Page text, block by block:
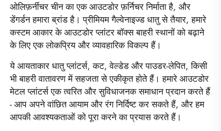
ओलिफ़र्नीचर चीन का एक आउटडोर फ़र्निचर निर्माता है, और
डेंगर्डन हमारा ब्रांड है। प्रीमियम गैल्वेनाइज्ड धातु से तैयार, हमारे
कस्टम आकार के आउटडोर प्लांटर बॉक्स बाहरी स्थानों को बढ़ाने
के लिए एक लोकप्रिय और व्यावहारिक विकल्प हैं।
ये आयताकार धातु प्लांटर्स, कट, वेल्डेड और पाउडर-लेपित, किसी
भी बाहरी वातावरण में सहजता से एकीकृत होते हैं। हमारे आउटडोर
मेटल प्लांटर्स एक त्वरित और सुविधाजनक समाधान प्रदान करते हैं
- आप अपने वांछित आयाम और रंग निर्दिष्ट कर सकते हैं, और हम
आपकी आवश्यकताओं को पूरा करने का प्रयास करते हैं।